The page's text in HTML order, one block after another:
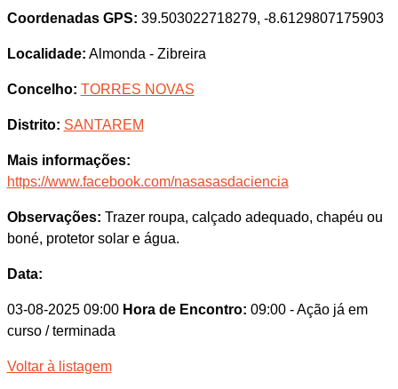
Coordenadas GPS: 39.503022718279, -8.6129807175903
Localidade: Almonda - Zibreira
Concelho: TORRES NOVAS
Distrito: SANTAREM
Mais informações:
https://www.facebook.com/nasasasdaciencia
Observações: Trazer roupa, calçado adequado, chapéu ou
boné, protetor solar e água.
Data:
03-08-2025 09:00 Hora de Encontro: 09:00 - Ação já em
curso / terminada
Voltar à listagem